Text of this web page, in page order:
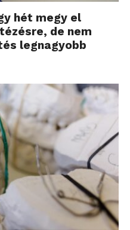
hét megy el
de nem
legnagyobb